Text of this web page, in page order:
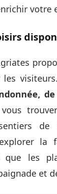
votre
les
de
que les
et